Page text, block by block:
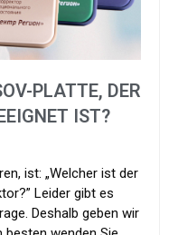
PLATTE, DER
IST?
ist: „Welcher ist der
Leider gibt es
Deshalb geben wir